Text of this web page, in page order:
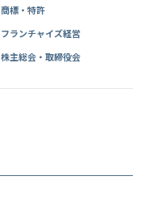
商標・特許
フランチャイズ経営
株主総会・取締役会